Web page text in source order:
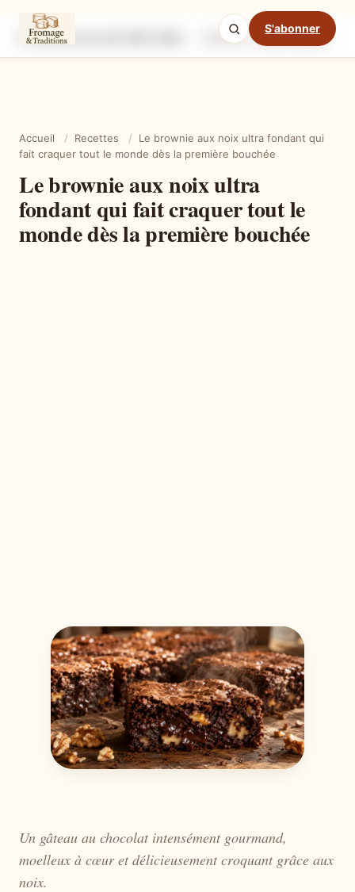
S'abonner
Ingrédients Étapes
Mode cuisine
Accueil / Recettes /
Le brownie aux noix ultra fondant qui
fait craquer tout le monde dès la première bouchée
Le brownie aux noix ultra
fondant qui fait craquer tout le
monde dès la première bouchée
Un gâteau au chocolat intensément gourmand,
moelleux à cœur et délicieusement croquant grâce aux
noix.